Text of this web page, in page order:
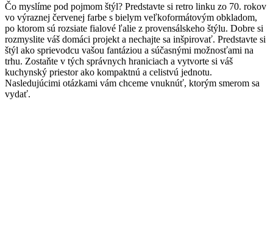
Čo myslíme pod pojmom štýl? Predstavte si retro linku zo 70. rokov
vo výraznej červenej farbe s bielym veľkoformátovým obkladom,
po ktorom sú rozsiate fialové ľalie z provensálskeho štýlu. Dobre si
rozmyslite váš domáci projekt a nechajte sa inšpirovať. Predstavte si
štýl ako sprievodcu vašou fantáziou a súčasnými možnosťami na
trhu. Zostaňte v tých správnych hraniciach a vytvorte si váš
kuchynský priestor ako kompaktnú a celistvú jednotu.
Nasledujúcimi otázkami vám chceme vnuknúť, ktorým smerom sa
vydať.